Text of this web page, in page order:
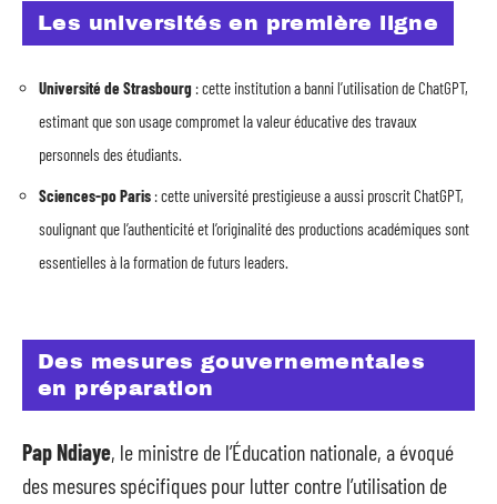
Les universités en première ligne
Université de Strasbourg : cette institution a banni l’utilisation de ChatGPT,
estimant que son usage compromet la valeur éducative des travaux
personnels des étudiants.
Sciences-po Paris : cette université prestigieuse a aussi proscrit ChatGPT,
soulignant que l’authenticité et l’originalité des productions académiques sont
essentielles à la formation de futurs leaders.
Des mesures gouvernementales
en préparation
Pap Ndiaye, le ministre de l’Éducation nationale, a évoqué
des mesures spécifiques pour lutter contre l’utilisation de